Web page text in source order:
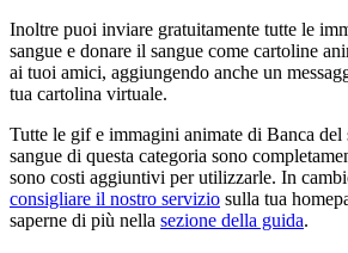
Inoltre puoi inviare gratuitamente tutte le
sangue e donare il sangue come cartoline
ai tuoi amici, aggiungendo anche un
tua cartolina virtuale.
Tutte le gif e immagini animate di Banca del
sangue di questa categoria sono
sono costi aggiuntivi per utilizzarle. In
consigliare il nostro servizio sulla tua
saperne di più nella sezione della guida.